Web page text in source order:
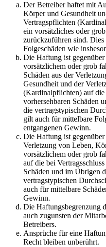
Der Betreiber haftet mit
Körper und Gesundheit
Vertragspflichten
ein vorsätzliches oder
zurückzuführen sind.
Folgeschäden wie
Die Haftung ist
vorsätzlichem oder grob
Schäden aus der
Gesundheit und der
(Kardinalpflichten) auf die
vorhersehbaren Schäden
die vertragstypischen
gilt auch für mittelbare
entgangenen Gewinn.
Die Haftung ist
Verletzung von Leben,
vorsätzlichem oder grob
auf die bei
Schäden und im Übrigen
vertragstypischen
auch für mittelbare
Gewinn.
Die Haftungsbegrenzung
auch zugunsten der
Betreibers.
Ansprüche für eine
Recht bleiben unberührt.